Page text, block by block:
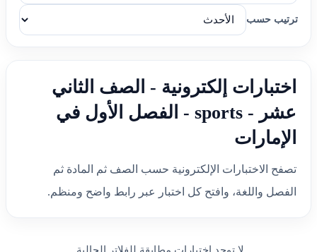
ترتيب حسب
اختبارات إلكترونية - الصف الثاني
عشر - sports - الفصل الأول في
الإمارات
تصفح الاختبارات الإلكترونية حسب الصف ثم المادة ثم
الفصل واللغة، وافتح كل اختبار عبر رابط واضح ومنظم.